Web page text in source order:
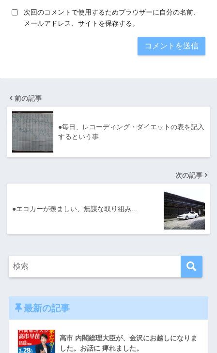
次回のコメントで使用するためブラウザーに自分の名前、
メールアドレス、サイトを保存する。
前の記事
●毎日、レコーディング・ダイエットの表を記入
するという事
次の記事
●エコカーが羨ましい、無謀な取り組み…
最新の記事
高市 内閣総理大臣が、金沢にお越しになりま
した。お話に 痺れました。